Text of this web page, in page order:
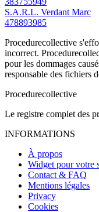
S.A.R.L. Verdant Marc
478893985
Procedurecollective
incorrect.
pour les dommages
responsable des fichiers
Procedurecollective
Le registre complet des
INFORMATIONS
À propos
Widget pour votre
Contact & FAQ
Mentions légales
Privacy
Cookies